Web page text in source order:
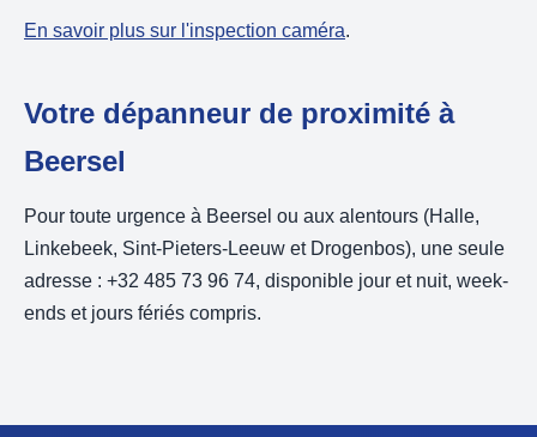
En savoir plus sur l'inspection caméra.
Votre dépanneur de proximité à
Beersel
Pour toute urgence à Beersel ou aux alentours (Halle,
Linkebeek, Sint-Pieters-Leeuw et Drogenbos), une seule
adresse : +32 485 73 96 74, disponible jour et nuit, week-
ends et jours fériés compris.